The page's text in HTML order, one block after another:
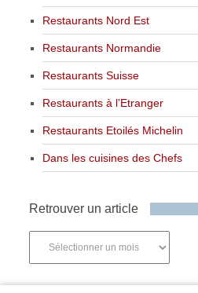
Restaurants Nord Est
Restaurants Normandie
Restaurants Suisse
Restaurants à l’Etranger
Restaurants Etoilés Michelin
Dans les cuisines des Chefs
Retrouver un article